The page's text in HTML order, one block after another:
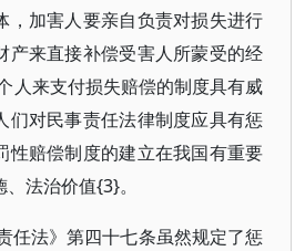
，加害人要亲自负责对损失进行
产来直接补偿受害人所蒙受的经
人来支付损失赔偿的制度具有威
们对民事责任法律制度应具有惩
性赔偿制度的建立在我国有重要
法治价值{3}。
任法》第四十七条虽然规定了惩